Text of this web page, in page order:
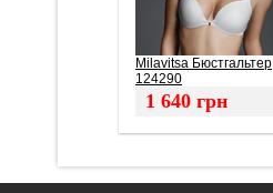
Milavitsa Бюстгальтер
124290
1 640 грн